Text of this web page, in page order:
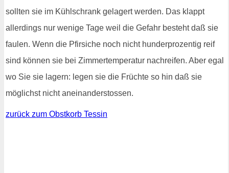
sollten sie im Kühlschrank gelagert werden. Das klappt
allerdings nur wenige Tage weil die Gefahr besteht daß sie
faulen. Wenn die Pfirsiche noch nicht hunderprozentig reif
sind können sie bei Zimmertemperatur nachreifen. Aber egal
wo Sie sie lagern: legen sie die Früchte so hin daß sie
möglichst nicht aneinanderstossen.
zurück zum Obstkorb Tessin